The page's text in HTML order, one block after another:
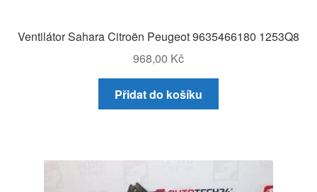
Ventilátor Sahara Citroën Peugeot 9635466180 1253Q8
968,00 Kč
Přidat do košíku